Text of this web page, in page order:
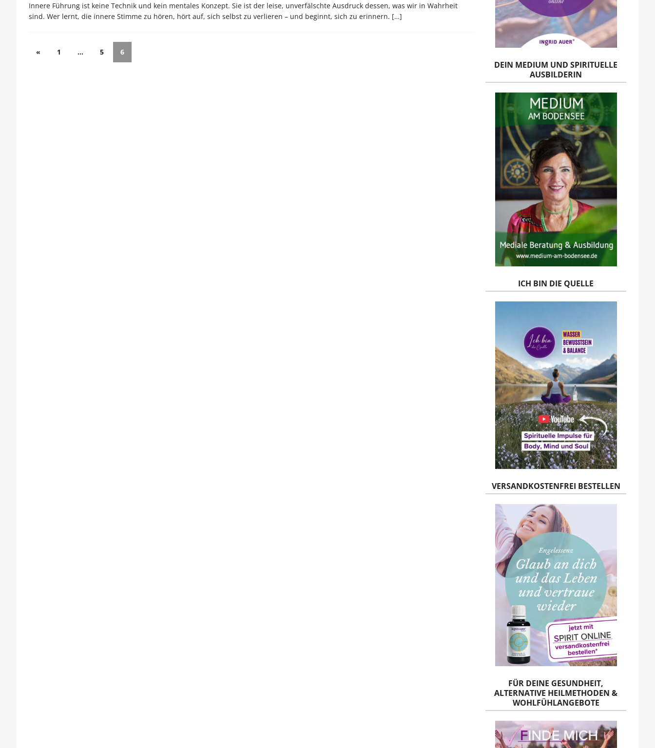
Innere Führung ist keine Technik und kein mentales Konzept. Sie ist der leise, unverfälschte Ausdruck dessen, was wir in Wahrheit
sind. Wer lernt, die innere Stimme zu hören, hört auf, sich selbst zu verlieren – und beginnt, sich zu erinnern. […]
« 1 … 5 6
DEIN MEDIUM UND SPIRITUELLE
AUSBILDERIN
ICH BIN DIE QUELLE
VERSANDKOSTENFREI BESTELLEN
FÜR DEINE GESUNDHEIT,
ALTERNATIVE HEILMETHODEN &
WOHLFÜHLANGEBOTE